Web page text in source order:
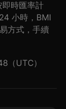
時匯率計
小時，BMI
方式，手續
（UTC）